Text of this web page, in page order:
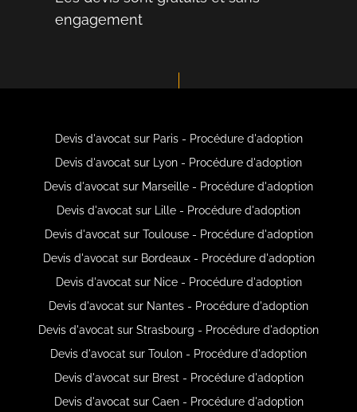
engagement
Devis d'avocat sur Paris - Procédure d'adoption
Devis d'avocat sur Lyon - Procédure d'adoption
Devis d'avocat sur Marseille - Procédure d'adoption
Devis d'avocat sur Lille - Procédure d'adoption
Devis d'avocat sur Toulouse - Procédure d'adoption
Devis d'avocat sur Bordeaux - Procédure d'adoption
Devis d'avocat sur Nice - Procédure d'adoption
Devis d'avocat sur Nantes - Procédure d'adoption
Devis d'avocat sur Strasbourg - Procédure d'adoption
Devis d'avocat sur Toulon - Procédure d'adoption
Devis d'avocat sur Brest - Procédure d'adoption
Devis d'avocat sur Caen - Procédure d'adoption